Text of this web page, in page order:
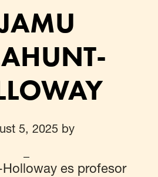
5, 2025by
es profesor